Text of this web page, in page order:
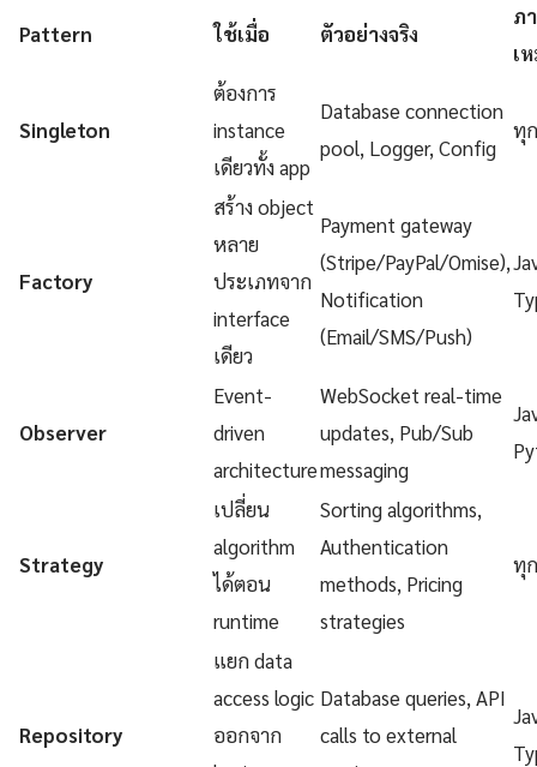
Pattern ใช้เมื่อ ตัวอย่างจริง
ภ
เ
Singleton
ต้องการ
instance
เดียวทั้ง app
Database connection
pool, Logger, Config
ทุ
Factory
สร้าง object
หลาย
ประเภทจาก
interface
เดียว
Payment gateway
(Stripe/PayPal/Omise),
Notification
(Email/SMS/Push)
Observer
Event-
driven
architecture
WebSocket real-time
updates, Pub/Sub
messaging
Strategy
เปลี่ยน
algorithm
ได้ตอน
runtime
Sorting algorithms,
Authentication
methods, Pricing
strategies
ทุ
Repository
แยก data
access logic
ออกจาก
Database queries, API
calls to external